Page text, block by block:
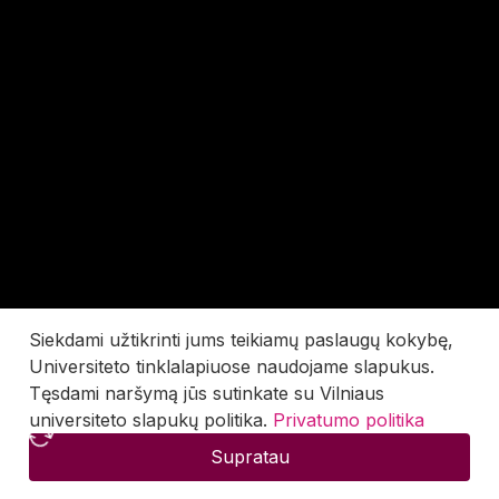
Siekdami užtikrinti jums teikiamų paslaugų kokybę,
Universiteto tinklalapiuose naudojame slapukus.
Tęsdami naršymą jūs sutinkate su Vilniaus
universiteto slapukų politika. Privatumo politika
Supratau